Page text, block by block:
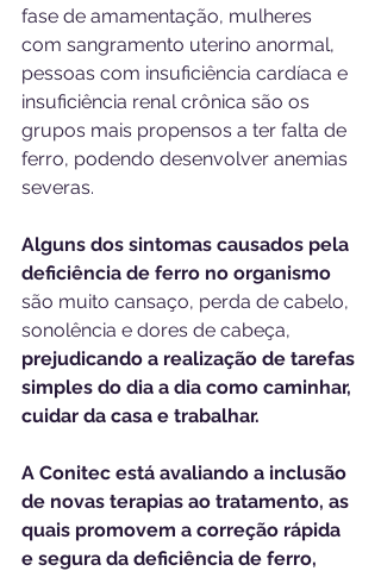
fase de amamentação, mulheres
com sangramento uterino anormal,
pessoas com insuficiência cardíaca e
insuficiência renal crônica são os
grupos mais propensos a ter falta de
ferro, podendo desenvolver anemias
severas.
Alguns dos sintomas causados pela
deficiência de ferro no organismo
são muito cansaço, perda de cabelo,
sonolência e dores de cabeça,
prejudicando a realização de tarefas
simples do dia a dia como caminhar,
cuidar da casa e trabalhar.
A Conitec está avaliando a inclusão
de novas terapias ao tratamento, as
quais promovem a correção rápida
e segura da deficiência de ferro,